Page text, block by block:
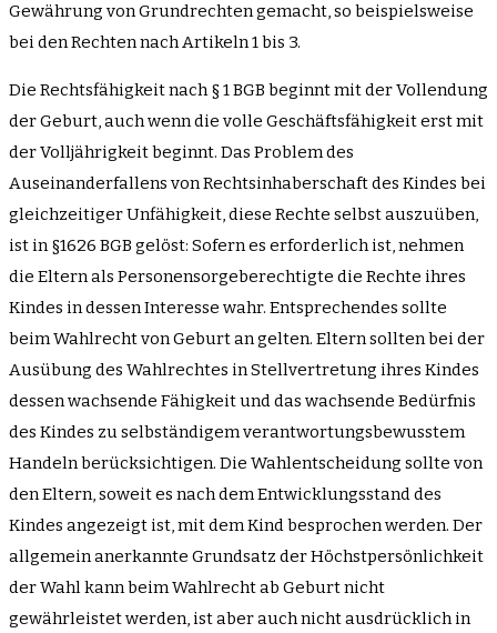
Gewährung von Grundrechten gemacht, so beispielsweise
bei den Rechten nach Artikeln 1 bis 3.
Die Rechtsfähigkeit nach § 1 BGB beginnt mit der Vollendung
der Geburt, auch wenn die volle Geschäftsfähigkeit erst mit
der Volljährigkeit beginnt. Das Problem des
Auseinanderfallens von Rechtsinhaberschaft des Kindes bei
gleichzeitiger Unfähigkeit, diese Rechte selbst auszuüben,
ist in §1626 BGB gelöst: Sofern es erforderlich ist, nehmen
die Eltern als Personensorgeberechtigte die Rechte ihres
Kindes in dessen Interesse wahr. Entsprechendes sollte
beim Wahlrecht von Geburt an gelten. Eltern sollten bei der
Ausübung des Wahlrechtes in Stellvertretung ihres Kindes
dessen wachsende Fähigkeit und das wachsende Bedürfnis
des Kindes zu selbständigem verantwortungsbewusstem
Handeln berücksichtigen. Die Wahlentscheidung sollte von
den Eltern, soweit es nach dem Entwicklungsstand des
Kindes angezeigt ist, mit dem Kind besprochen werden. Der
allgemein anerkannte Grundsatz der Höchstpersönlichkeit
der Wahl kann beim Wahlrecht ab Geburt nicht
gewährleistet werden, ist aber auch nicht ausdrücklich in